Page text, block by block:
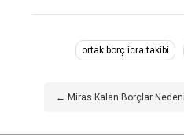
ortak borç icra takibi
← Miras Kalan Borçlar